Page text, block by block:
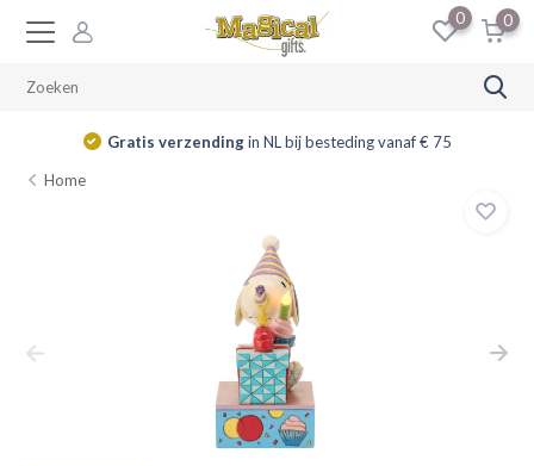
0 0
Gratis verzendingin NL bij besteding vanaf € 75
Home